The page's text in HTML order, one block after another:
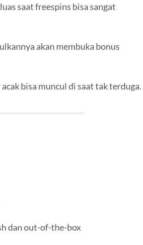
saat freespins bisa sangat
akan membuka bonus
bisa muncul di saat tak terduga.
dan out-of-the-box